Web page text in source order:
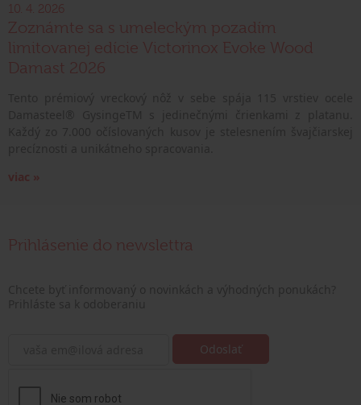
10. 4. 2026
Zoznámte sa s umeleckým pozadím
limitovanej edície Victorinox Evoke Wood
Damast 2026
viac »
Prihlásenie do newslettra